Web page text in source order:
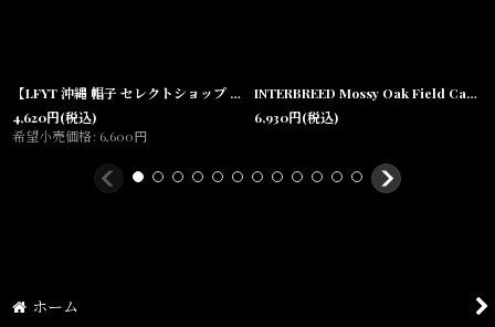
【LFYT 沖縄 帽子 セレクトショップ 通販】Logo Camp Cap キャンプ キャップ
4,620円(税込)
希望小売価格: 6,600円
INTERBREED Mossy Oak Field Cap Real Tree インターブリード モッシーオーク リアルツリー カモフラージュ 6パネルキャップ 帽子
6,930円(税込)
ホーム